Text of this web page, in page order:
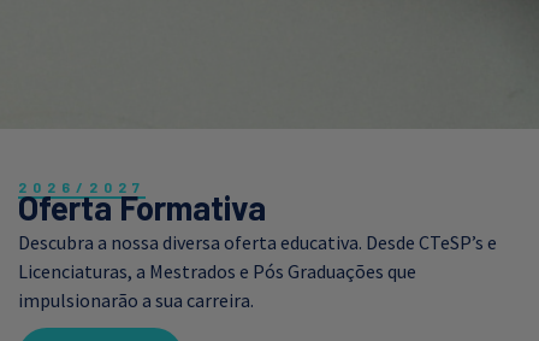
2026/2027
Oferta Formativa
Descubra a nossa diversa oferta educativa. Desde CTeSP’s e
Licenciaturas, a Mestrados e Pós Graduações que
impulsionarão a sua carreira.